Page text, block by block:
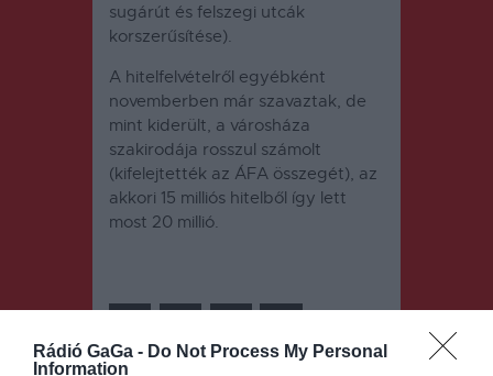
Rádió GaGa - Do Not Process My Personal
Information
sugárút és felszegi utcák
korszerűsítése).
A hitelfelvételről egyébként
novemberben már szavaztak, de
mint kiderült, a városháza
szakirodája rosszul számolt
(kifelejtették az ÁFA összegét), az
akkori 15 milliós hitelből így lett
most 20 millió.